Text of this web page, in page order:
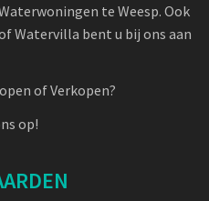
te Weesp. Ook
Watervilla bent u bij ons aan
of Verkopen?
op!